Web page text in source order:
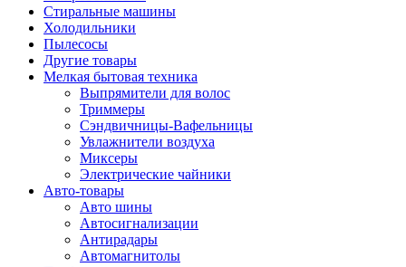
Стиральные машины
Холодильники
Пылесосы
Другие товары
Мелкая бытовая техника
Выпрямители для волос
Триммеры
Сэндвичницы-Вафельницы
Увлажнители воздуха
Миксеры
Электрические чайники
Авто-товары
Авто шины
Автосигнализации
Антирадары
Автомагнитолы